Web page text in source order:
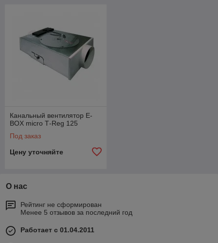
Канальный вентилятор E-
BOX micro Т-Reg 125
Под заказ
Цену уточняйте
О нас
Рейтинг не сформирован
Менее 5 отзывов за последний год
Работает с 01.04.2011